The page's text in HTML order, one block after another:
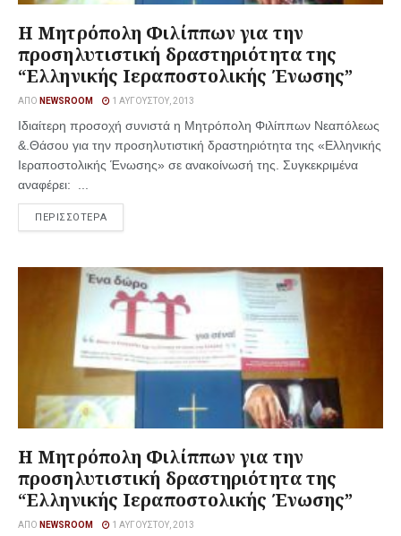
Η Μητρόπολη Φιλίππων για την
προσηλυτιστική δραστηριότητα της
“Ελληνικής Ιεραποστολικής Ένωσης”
ΑΠΌ NEWSROOM 1 ΑΥΓΟΎΣΤΟΥ, 2013
Ιδιαίτερη προσοχή συνιστά η Μητρόπολη Φιλίππων Νεαπόλεως
&.Θάσου για την προσηλυτιστική δραστηριότητα της «Ελληνικής
Ιεραποστολικής Ένωσης» σε ανακοίνωσή της. Συγκεκριμένα
αναφέρει: ...
ΠΕΡΙΣΣΟΤΕΡΑ
Η Μητρόπολη Φιλίππων για την
προσηλυτιστική δραστηριότητα της
“Ελληνικής Ιεραποστολικής Ένωσης”
ΑΠΌ NEWSROOM 1 ΑΥΓΟΎΣΤΟΥ, 2013